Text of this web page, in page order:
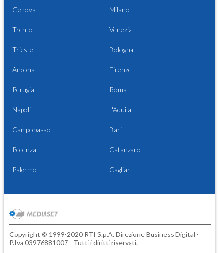
Genova Milano
Trento Venezia
Trieste Bologna
Ancona Firenze
Perugia Roma
Napoli L'Aquila
Campobasso Bari
Potenza Catanzaro
Palermo Cagliari
Copyright © 1999-2020 RTI S.p.A. Direzione Business Digital -
P.Iva 03976881007 - Tutti i diritti riservati.